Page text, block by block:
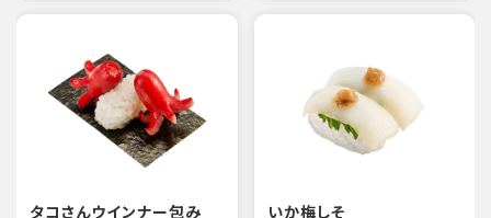
タコさんウインナー包み いか梅しそ